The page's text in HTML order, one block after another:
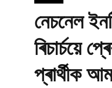
নেচনেল
ৰিচাৰ্চয়ে
প্ৰাৰ্থীক